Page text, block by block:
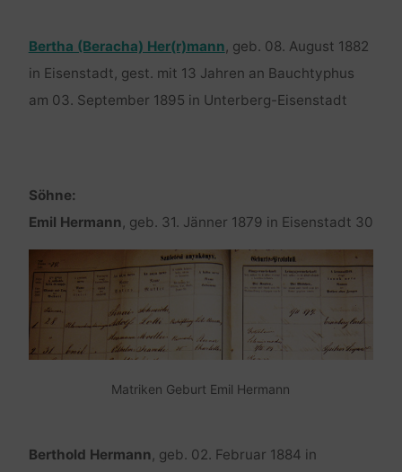
Bertha (Beracha) Her(r)mann, geb. 08. August 1882
in Eisenstadt, gest. mit 13 Jahren an Bauchtyphus
am 03. September 1895 in Unterberg-Eisenstadt
Söhne:
Emil Hermann, geb. 31. Jänner 1879 in Eisenstadt 30
Matriken Geburt Emil Hermann
Berthold Hermann, geb. 02. Februar 1884 in